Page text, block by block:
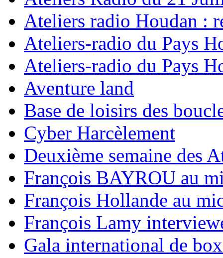
Ateliers radio Houdan :
Ateliers-radio du Pays
Ateliers-radio du Pays
Aventure land
Base de loisirs des
Cyber Harcèlement
Deuxième semaine des
François BAYROU au
François Hollande au
François Lamy
Gala international de